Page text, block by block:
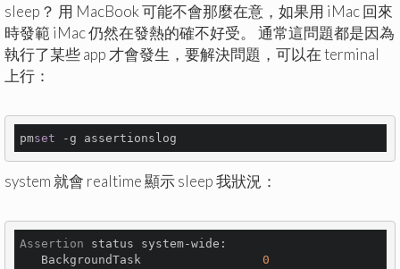
sleep？ 用 MacBook 可能不會那麼在意，如果用 iMac 回來
時發範 iMac 仍然在發熱的確不好受。 通常這問題都是因為
執行了某些 app 才會發生，要解決問題，可以在 terminal
上行：
pmset
system 就會 realtime 顯示 sleep 我狀況：
Assertion status system-wide:
   BackgroundTask
0